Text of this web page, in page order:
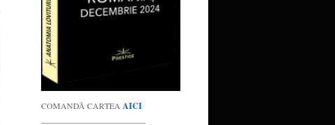
COMANDĂ CARTEA AICI